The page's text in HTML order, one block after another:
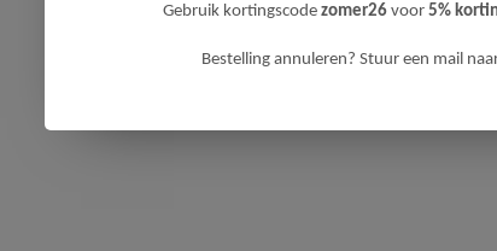
Gebruik kortingscode zomer26 voor 5%
Bestelling annuleren? Stuur een mail